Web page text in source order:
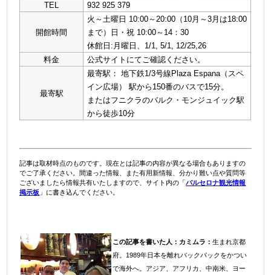
TEL
932 925 379
開館時間
火～土曜日 10:00～20:00（10月～3月は18:00
まで）日・祝 10:00～14：30
休館日:月曜日、1/1, 5/1, 12/25,26
料金
公式サイトにてご確認ください。
最寄駅
最寄駅： 地下鉄1/3号線Plaza Espana（スペ
イン広場） 駅から150番のバスで15分。
またはフニクラのバルク・モンジュイック駅
から徒歩10分
記事は取材時点のものです。現在とは記事の内容が異なる場合もありますの
でご了承ください。間違った情報、また有用新情報、分かり難い点や質問等
ございましたら情報共有いたしますので、サイト内の「バルセロナ観光情報
掲示板 」に書き込んでください。
この記事を書いた人： カミムラ：生まれ京都
府。1989年日本を離れバックパックをかつい
で海外へ。アジア、アフリカ、中南米、ヨー